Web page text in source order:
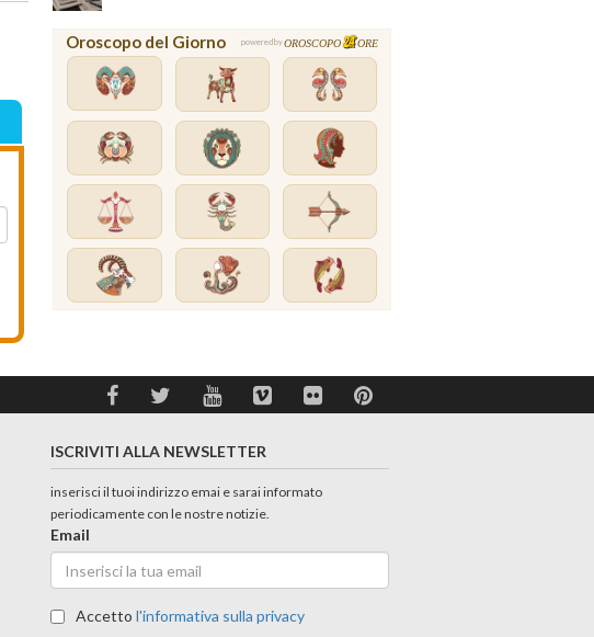
Oroscopo del Giorno powered byOROSCOPO ORE
ISCRIVITI ALLA NEWSLETTER
inserisci il tuoi indirizzo emai e sarai informato
periodicamente con le nostre notizie.
Email
Accettol'informativa sulla privacy